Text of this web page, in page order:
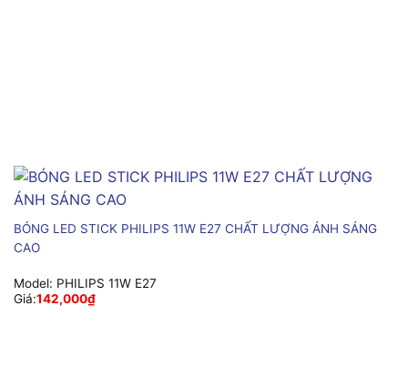
BÓNG LED STICK PHILIPS 11W E27 CHẤT LƯỢNG ÁNH SÁNG
CAO
Model: PHILIPS 11W E27
Giá:142,000₫